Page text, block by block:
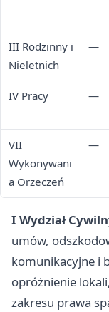
III Rodzinny i
Nieletnich
—
IV Pracy —
VII
Wykonywani
a Orzeczeń
—
I Wydział
umów,
komunikacyjne i
opróżnienie
zakresu prawa